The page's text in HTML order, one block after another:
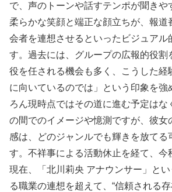
で、声のトーンや話すテンポが聞きや
柔らかな笑顔と端正な顔立ちが、報道
会者を連想させるといったビジュアル
す。過去には、グループの広報的役割
役を任される機会も多く、こうした経
に向いているのでは」という印象を強
ろん現時点ではその道に進む予定はな
の間でのイメージや憶測ですが、彼女
感は、どのジャンルでも輝きを放てる
す。不祥事による活動休止を経て、今
現在、「北川莉央 アナウンサー」と
る職業の連想を超えて、“信頼される